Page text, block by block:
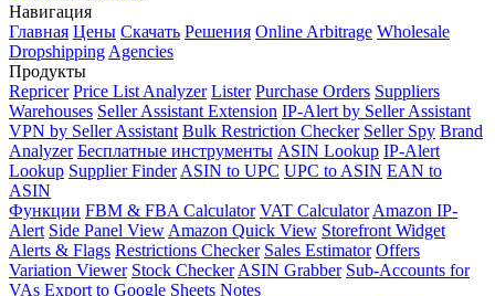
Навигация
Главная Цены Скачать Решения Online Arbitrage Wholesale
Dropshipping Agencies
Продукты
Repricer Price List Analyzer Lister Purchase Orders Suppliers
Warehouses Seller Assistant Extension IP-Alert by Seller Assistant
VPN by Seller Assistant Bulk Restriction Checker Seller Spy Brand
Analyzer Бесплатные инструменты ASIN Lookup IP-Alert
Lookup Supplier Finder ASIN to UPC UPC to ASIN EAN to
ASIN
Функции FBM & FBA Calculator VAT Calculator Amazon IP-
Alert Side Panel View Amazon Quick View Storefront Widget
Alerts & Flags Restrictions Checker Sales Estimator Offers
Variation Viewer Stock Checker ASIN Grabber Sub-Accounts for
VAs Export to Google Sheets Notes